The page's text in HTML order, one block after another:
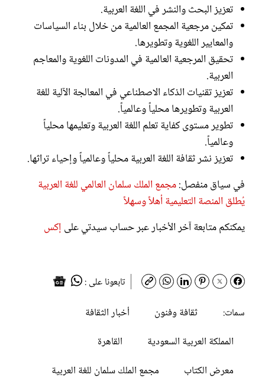
تعزيز البحث والنشر في اللغة العربية.
تمكين مرجعية المجمع العالمية من خلال بناء السياسات
والمعايير اللغوية وتطويرها.
تحقيق المرجعية العالمية في المدونات اللغوية والمعاجم
العربية.
تعزيز تقنيات الذكاء الاصطناعي في المعالجة الآلية للغة
العربية وتطويرها محلياً وعالمياً.
تطوير مستوى كفاية تعلم اللغة العربية وتعليمها محلياً
وعالمياً.
تعزيز نشر ثقافة اللغة العربية محلياً وعالمياً وإحياء تراثها.
في سياق منفصل:مجمع الملك سلمان العالمي للغة العربية
يُطلق المنصة التعليمية أهلاً وسهلاً
يمكنكم متابعة آخر الأخبار عبر حساب سيدتي على إكس
تابعونا على :
سمات:
ثقافة وفنون
أخبار الثقافة
المملكة العربية السعودية
القاهرة
معرض الكتاب
مجمع الملك سلمان للغة العربية